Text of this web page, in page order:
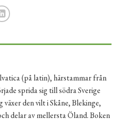
(på latin), härstammar från
sprida sig till södra Sverige
den vilt i Skåne, Blekinge,
delar av mellersta Öland. Boken